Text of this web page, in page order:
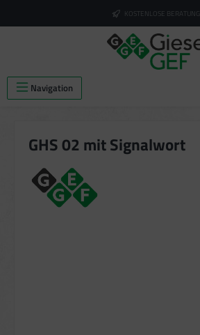
KOSTENLOSE BERATUNG
Navigation
GHS 02 mit Signalwort